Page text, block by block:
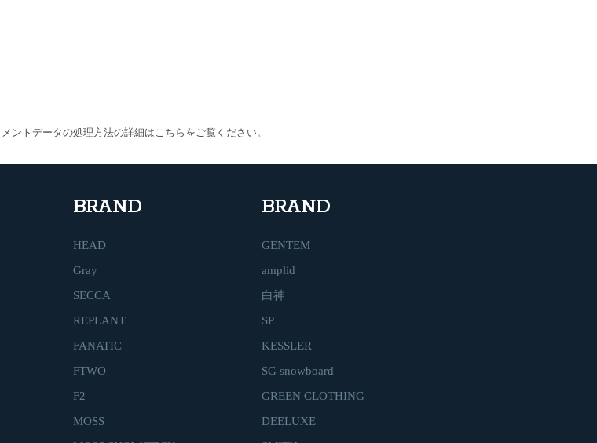
メントデータの処理方法の詳細はこちらをご覧ください。
BRAND
HEAD
Gray
SECCA
REPLANT
FANATIC
FTWO
F2
MOSS
BRAND
GENTEM
amplid
白神
SP
KESSLER
SG snowboard
GREEN CLOTHING
DEELUXE